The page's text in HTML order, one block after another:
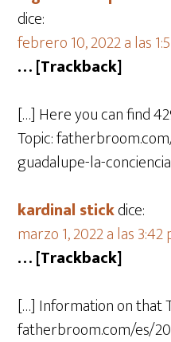
dice:
febrero 10, 2022 a las
… [Trackback]
[…] Here you can find
Topic:
guadalupe-la-
kardinal stickdice:
marzo 1, 2022 a las 3:42
… [Trackback]
[…] Information on that
fatherbroom.com/es/